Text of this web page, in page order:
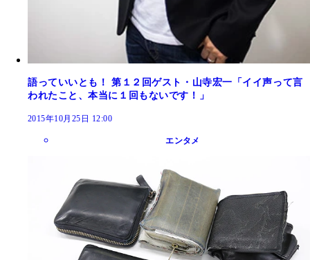
語っていいとも！ 第１２回ゲスト・山寺宏一「イイ声って言
われたこと、本当に１回もないです！」
2015年10月25日 12:00
エンタメ